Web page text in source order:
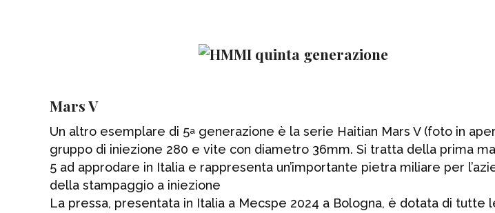
Mars V
Un altro esemplare di 5a generazione è la serie Haitian Mars V (foto in
gruppo di iniezione 280 e vite con diametro 36mm. Si tratta della prima
5 ad approdare in Italia e rappresenta un’importante pietra miliare per
della stampaggio a iniezione
La pressa, presentata in Italia a Mecspe 2024 a Bologna, è dotata di tutte